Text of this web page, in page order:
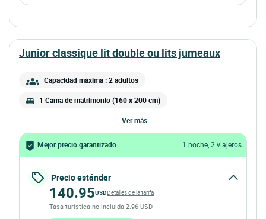
junior classique lit double ou lits jumeaux
Capacidad máxima : 2 adultos
1 Cama de matrimonio (160 x 200 cm)
ver más
Mejor precio garantizado 1 noche, 2 viajeros
Precio estándar
140.95USDDetalles de la tarifa
Tasa turística no incluida 2.96 USD